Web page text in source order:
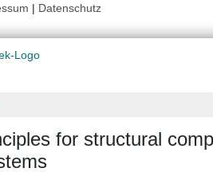
| Datenschutz
for structural